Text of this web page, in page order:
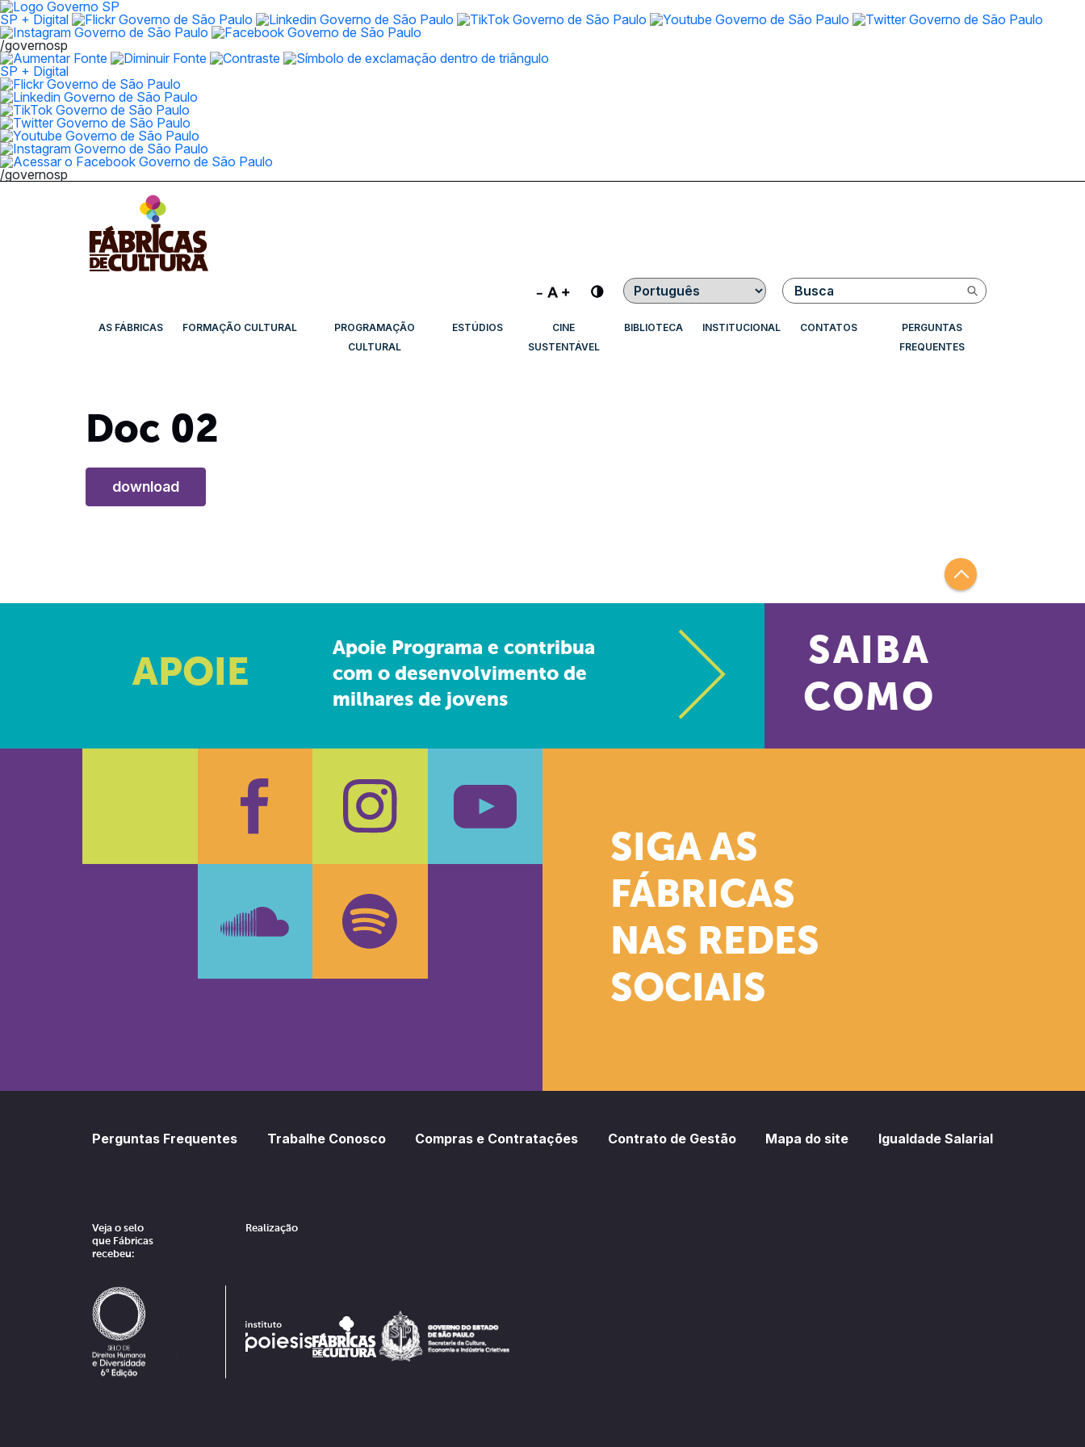
SP + Digital
/governosp
SP + Digital
/governosp
Contraste Buscar
AS FÁBRICAS FORMAÇÃO CULTURAL
PROGRAMAÇÃO
CULTURAL
ESTÚDIOS
CINE
SUSTENTÁVEL
BIBLIOTECA INSTITUCIONAL CONTATOS
PERGUNTAS
FREQUENTES
Doc 02
download
APOIE
Apoie Programa e contribua
com o desenvolvimento de
milhares de jovens
SAIBA
COMO
SIGA AS
FÁBRICAS
NAS REDES
SOCIAIS
FacebookInstagram
Perguntas Frequentes Trabalhe Conosco Compras e Contratações Contrato de Gestão Mapa do site Igualdade Salarial
Veja o selo
que Fábricas
recebeu:
Realização